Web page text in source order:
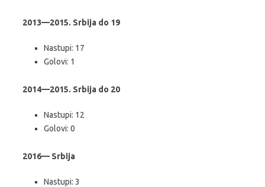
2013—2015. Srbija do 19
Nastupi: 17
Golovi: 1
2014—2015. Srbija do 20
Nastupi: 12
Golovi: 0
2016— Srbija
Nastupi: 3